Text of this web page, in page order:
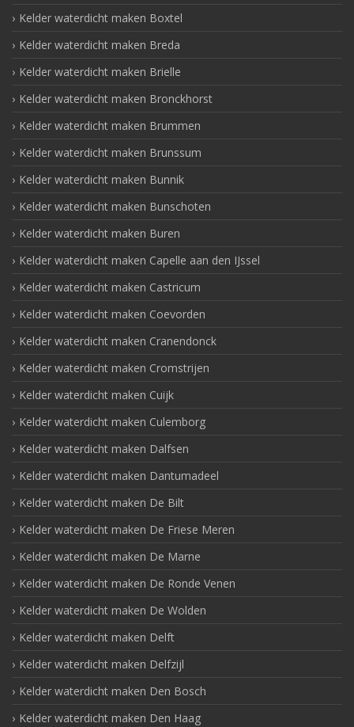
Kelder waterdicht maken Boxtel
Kelder waterdicht maken Breda
Kelder waterdicht maken Brielle
Kelder waterdicht maken Bronckhorst
Kelder waterdicht maken Brummen
Kelder waterdicht maken Brunssum
Kelder waterdicht maken Bunnik
Kelder waterdicht maken Bunschoten
Kelder waterdicht maken Buren
Kelder waterdicht maken Capelle aan den IJssel
Kelder waterdicht maken Castricum
Kelder waterdicht maken Coevorden
Kelder waterdicht maken Cranendonck
Kelder waterdicht maken Cromstrijen
Kelder waterdicht maken Cuijk
Kelder waterdicht maken Culemborg
Kelder waterdicht maken Dalfsen
Kelder waterdicht maken Dantumadeel
Kelder waterdicht maken De Bilt
Kelder waterdicht maken De Friese Meren
Kelder waterdicht maken De Marne
Kelder waterdicht maken De Ronde Venen
Kelder waterdicht maken De Wolden
Kelder waterdicht maken Delft
Kelder waterdicht maken Delfzijl
Kelder waterdicht maken Den Bosch
Kelder waterdicht maken Den Haag